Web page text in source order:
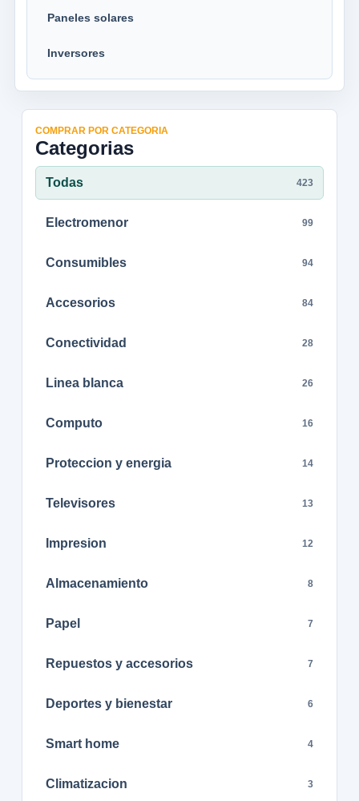
Paneles solares
Inversores
COMPRAR POR CATEGORIA
Categorias
Todas 423
Electromenor 99
Consumibles 94
Accesorios 84
Conectividad 28
Linea blanca 26
Computo 16
Proteccion y energia 14
Televisores 13
Impresion 12
Almacenamiento 8
Papel 7
Repuestos y accesorios 7
Deportes y bienestar 6
Smart home 4
Climatizacion 3